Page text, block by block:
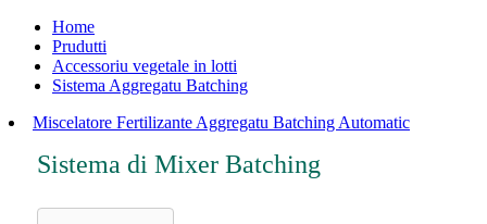
Home
Prudutti
Accessoriu vegetale in lotti
Sistema Aggregatu Batching
Miscelatore Fertilizante Aggregatu Batching Automatic
Sistema di Mixer Batching